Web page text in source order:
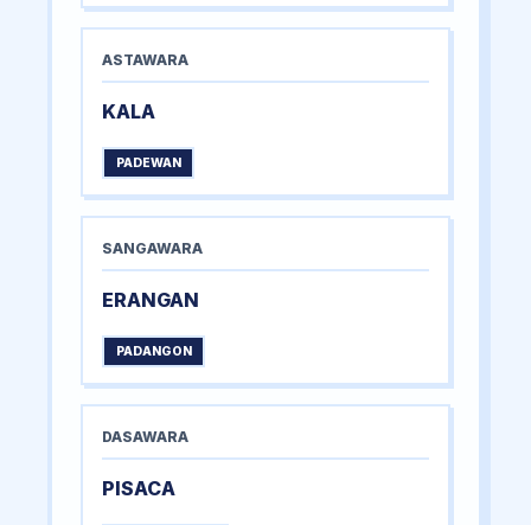
ASTAWARA
KALA
PADEWAN
SANGAWARA
ERANGAN
PADANGON
DASAWARA
PISACA